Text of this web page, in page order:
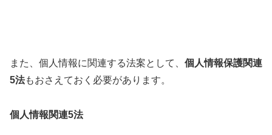
また、個人情報に関連する法案として、 個人情報保護関連
5法もおさえておく必要があります。
個人情報関連5法